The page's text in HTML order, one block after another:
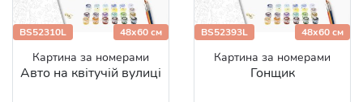
BS52310L 48x60 см
Картина за номерами
Авто на квітучій вулиці
BS52393L 48x60 см
Картина за номерами
Гонщик